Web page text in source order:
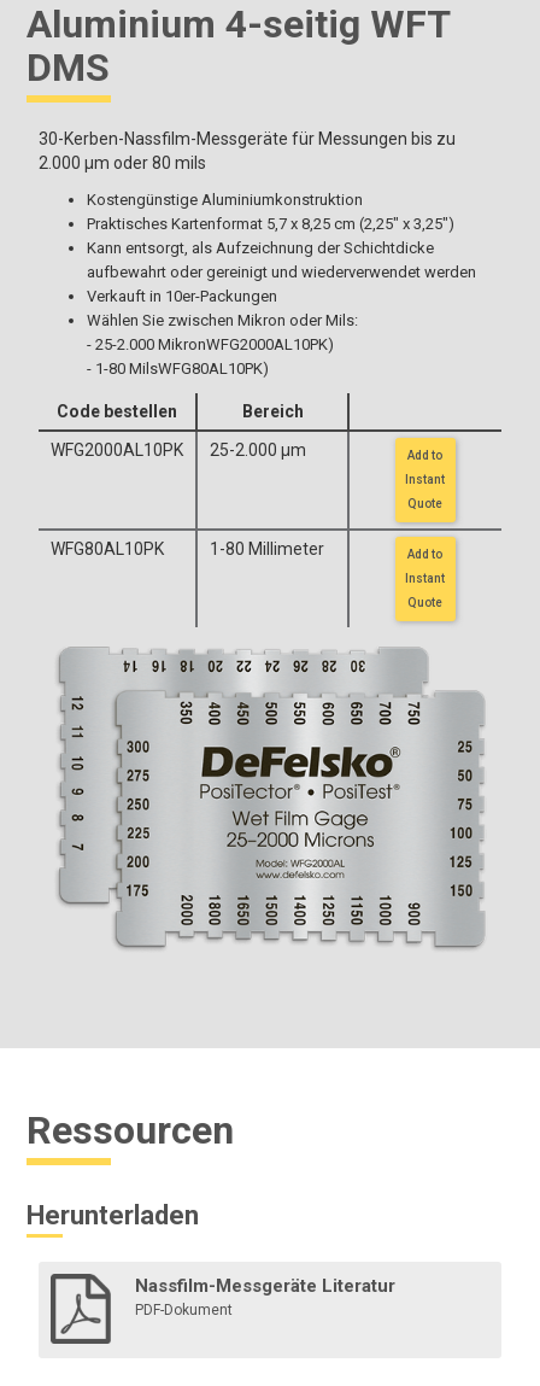
Aluminium 4-seitig WFT
DMS
30-Kerben-Nassfilm-Messgeräte für Messungen bis zu
2.000 μm oder 80 mils
Kostengünstige Aluminiumkonstruktion
Praktisches Kartenformat 5,7 x 8,25 cm (2,25" x 3,25")
Kann entsorgt, als Aufzeichnung der Schichtdicke
aufbewahrt oder gereinigt und wiederverwendet werden
Verkauft in 10er-Packungen
Wählen Sie zwischen Mikron oder Mils:
- 25-2.000 MikronWFG2000AL10PK)
- 1-80 MilsWFG80AL10PK)
Code bestellen
Bereich
WFG2000AL10PK
25-2.000 μm
Add to
Instant
Quote
1-80 Millimeter
WFG80AL10PK
Add to
Instant
Quote
Ressourcen
Herunterladen
Nassfilm-Messgeräte Literatur
PDF-Dokument